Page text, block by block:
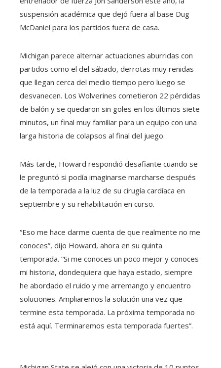
suspensión académica que dejó fuera al base Dug
McDaniel para los partidos fuera de casa.
Michigan parece alternar actuaciones aburridas con
partidos como el del sábado, derrotas muy reñidas
que llegan cerca del medio tiempo pero luego se
desvanecen. Los Wolverines cometieron 22 pérdidas
de balón y se quedaron sin goles en los últimos siete
minutos, un final muy familiar para un equipo con una
larga historia de colapsos al final del juego.
Más tarde, Howard respondió desafiante cuando se
le preguntó si podía imaginarse marcharse después
de la temporada a la luz de su cirugía cardíaca en
septiembre y su rehabilitación en curso.
“Eso me hace darme cuenta de que realmente no me
conoces”, dijo Howard, ahora en su quinta
temporada. “Si me conoces un poco mejor y conoces
mi historia, dondequiera que haya estado, siempre
he abordado el ruido y me arremango y encuentro
soluciones. Ampliaremos la solución una vez que
termine esta temporada. La próxima temporada no
está aquí. Terminaremos esta temporada fuertes”.